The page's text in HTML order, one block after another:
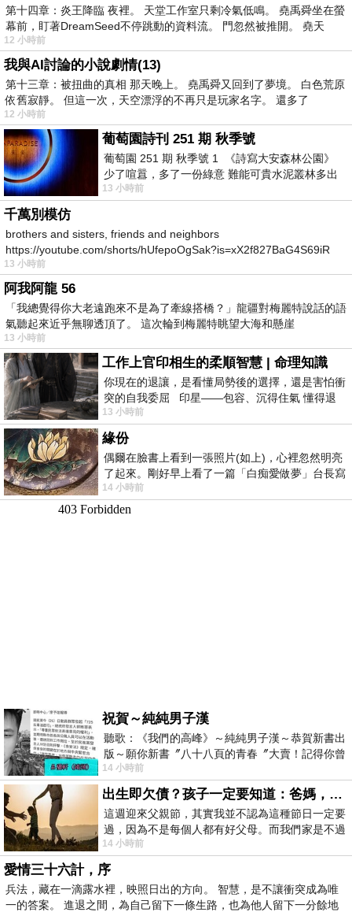
第十四章：炎王降臨 夜裡。 天堂工作室只剩冷氣低鳴。 堯禹舜坐在螢
幕前，盯著DreamSeed不停跳動的資料流。 門忽然被推開。 堯天
12 小時前
我與AI討論的小說劇情(13)
第十三章：被扭曲的真相 那天晚上。 堯禹舜又回到了夢境。 白色荒原
依舊寂靜。 但這一次，天空漂浮的不再只是玩家名字。 還多了
12 小時前
葡萄園詩刊 251 期 秋季號
葡萄園 251 期 秋季號 1 《詩寫大安森林公園》
少了喧囂，多了一份綠意 難能可貴水泥叢林多出
一
13 小時前
千萬別模仿
brothers and sisters, friends and neighbors
https://youtube.com/shorts/hUfepoOgSak?is=xX2f827BaG4S69iR
https
13 小時前
阿我阿龍 56
「我總覺得你大老遠跑來不是為了牽線搭橋？」龍疆對梅麗特說話的語
氣聽起來近乎無聊透頂了。 這次輪到梅麗特眺望大海和懸崖
13 小時前
工作上官印相生的柔順智慧 | 命理知識
你現在的退讓，是看懂局勢後的選擇，還是害怕衝
突的自我委屈 印星——包容、沉得住氣 懂得退
一步觀察，不會
13 小時前
緣份
偶爾在臉書上看到一張照片(如上)，心裡忽然明亮
了起來。剛好早上看了一篇「白痴愛做夢」台長寫
的貼文，在回顧年輕時瘋狂愛上
14 小時前
祝賀～純純男子漢
聽歌：《我們的高峰》～純純男子漢～恭賀新書出
版～願你新書〞八十八頁的青春〞大賣！記得你曾
經在我的版留言…「好讚的圖^^感覺大家
14 小時前
出生即欠債？孩子一定要知道：爸媽，其實我不欠你們
這週迎來父親節，其實我並不認為這種節日一定要
過，因為不是每個人都有好父母。而我們家是不過
節的，平時也沒什麼儀式感，生活趨近冷
14 小時前
愛情三十六計，序
兵法，藏在一滴露水裡，映照日出的方向。 智慧，是不讓衝突成為唯
一的答案。 進退之間，為自己留下一條生路，也為他人留下一分餘地